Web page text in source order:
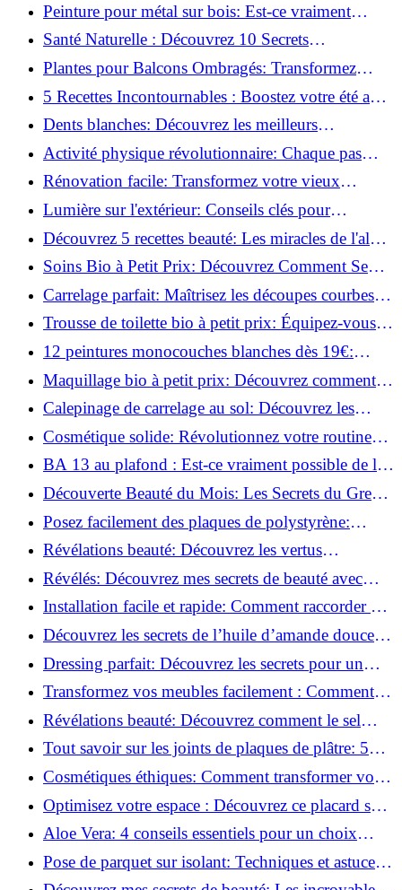
Peinture pour métal sur bois: Est-ce vraiment
possible?
Santé Naturelle : Découvrez 10 Secrets
Incontournables pour un Bien-être Optimal!
Plantes pour Balcons Ombragés: Transformez
votre Terrasse en Oasis Verte!
5 Recettes Incontournables : Boostez votre été avec
des huiles essentielles!
Dents blanches: Découvrez les meilleurs
ingrédients naturels!
Activité physique révolutionnaire: Chaque pas
compte pour votre santé!
Rénovation facile: Transformez votre vieux
parquet irrégulier en un clin d'œil!
Lumière sur l'extérieur: Conseils clés pour
concevoir et installer votre éclairage!
Découvrez 5 recettes beauté: Les miracles de l'aloe
vera pour votre peau!
Soins Bio à Petit Prix: Découvrez Comment Se
Chouchouter Pour Moins de 35€!
Carrelage parfait: Maîtrisez les découpes courbes
facilement!
Trousse de toilette bio à petit prix: Équipez-vous
pour moins de 25€!
12 peintures monocouches blanches dès 19€:
Découvrez les meilleures offres!
Maquillage bio à petit prix: Découvrez comment
s'équiper pour moins de 50€!
Calepinage de carrelage au sol: Découvrez les
astuces incontournables!
Cosmétique solide: Révolutionnez votre routine
beauté pour zéro déchet!
BA 13 au plafond : Est-ce vraiment possible de les
coller ?
Découverte Beauté du Mois: Les Secrets du Green
Glamour !
Posez facilement des plaques de polystyrène:
Transformez votre plafond sans effort !
Révélations beauté: Découvrez les vertus
insoupçonnées de l'huile de coco!
Révélés: Découvrez mes secrets de beauté avec
l'huile de ricin!
Installation facile et rapide: Comment raccorder un
luminaire au plafond!
Découvrez les secrets de l’huile d’amande douce :
Pourquoi vous devez l'adopter!
Dressing parfait: Découvrez les secrets pour un
rangement optimal!
Transformez vos meubles facilement : Comment
installer des roulettes en un clin d'œil !
Révélations beauté: Découvrez comment le sel
transforme votre routine!
Tout savoir sur les joints de plaques de plâtre: 5
questions clés pour comprendre les fissures!
Cosmétiques éthiques: Comment transformer votre
routine beauté!
Optimisez votre espace : Découvrez ce placard sous
rampant à portes coulissantes!
Aloe Vera: 4 conseils essentiels pour un choix
parfait!
Pose de parquet sur isolant: Techniques et astuces
pour un sol parfait!